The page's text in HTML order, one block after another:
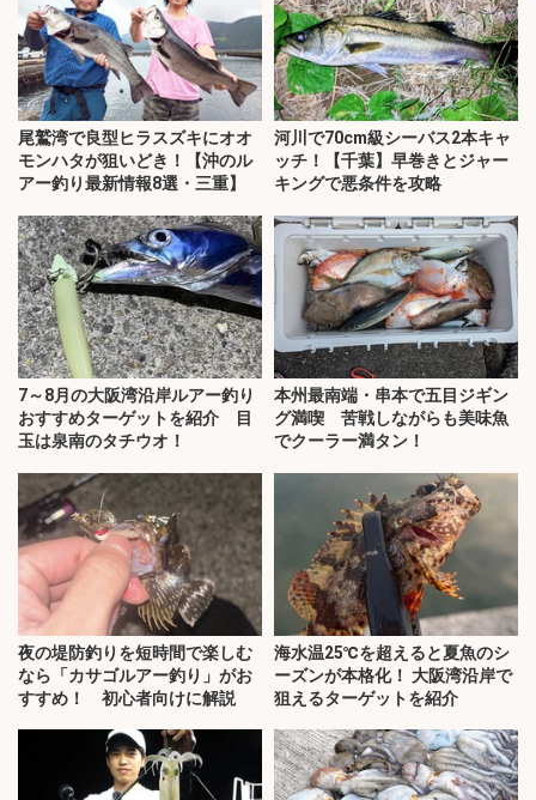
尾鷲湾で良型ヒラスズキにオオ
モンハタが狙いどき！【沖のル
アー釣り最新情報8選・三重】
河川で70cm級シーバス2本キャ
ッチ！【千葉】早巻きとジャー
キングで悪条件を攻略
7～8月の大阪湾沿岸ルアー釣り
おすすめターゲットを紹介 目
玉は泉南のタチウオ！
本州最南端・串本で五目ジギン
グ満喫 苦戦しながらも美味魚
でクーラー満タン！
夜の堤防釣りを短時間で楽しむ
なら「カサゴルアー釣り」がお
すすめ！ 初心者向けに解説
海水温25℃を超えると夏魚のシ
ーズンが本格化！ 大阪湾沿岸で
狙えるターゲットを紹介